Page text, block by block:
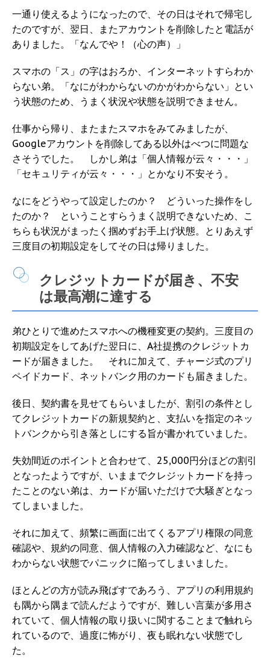
一通り使えるようになったので、その日はそれで帰宅し
たのですが、翌日、またアカウントを削除したと電話が
ありました。「なんでや！（心の声）」
スマホの「ス」の字はおろか、インターネットすらわか
らない弟。「なにがわからないのかがわからない」とい
う状態のため、うまく状況や状態を説明できません。
仕事から帰り、またまたスマホをみてみましたが、
Googleアカウントを削除してある以外はべつに問題な
さそうでした。 しかし弟は「個人情報が云々・・・」
「セキュリティが云々・・・」とかなり不安そう。
なにをどうやって設定したのか？ どういった操作をし
たのか？ ということすらうまく説明できないため、こ
ちらも状況がまったく掴めずお手上げ状態。とりあえず
三度目の初期設定をしてその日は帰りました。
クレジットカードが届き、不安
は最高潮に達する
弟ひとりで進めたスマホへの機種変更の契約。三度目の
初期設定をしてあげた翌日に、A社提携のクレジットカ
ードが届きました。 それに加えて、チャージ式のプリ
ペイドカード、ネットバンク用のカードも届きました。
後日、契約書を見せてもらいましたが、割引の条件とし
てクレジットカードの新規契約と、支払いを指定のネッ
トバンクから引き落としにする旨が書かれていました。
失効間近のポイントと合わせて、25,000円分ほどの割引
となったようですが、いままでクレジットカードを持っ
たことのない弟は、カードが届いただけで大騒ぎとなっ
てしまいました。
それに加えて、頻繁に画面に出てくるアプリ権限の同意
確認や、規約の同意、個人情報の入力確認など、なにも
わからない状態でパニックに陥ってしまいました。
ほとんどの方が読み飛ばすであろう、アプリの利用規約
も隅から隅まで読んだようですが、難しい言葉が多用さ
れていて、個人情報の取り扱いに関することまで触れら
れているので、過度に怖がり、夜も眠れない状態でし
た。